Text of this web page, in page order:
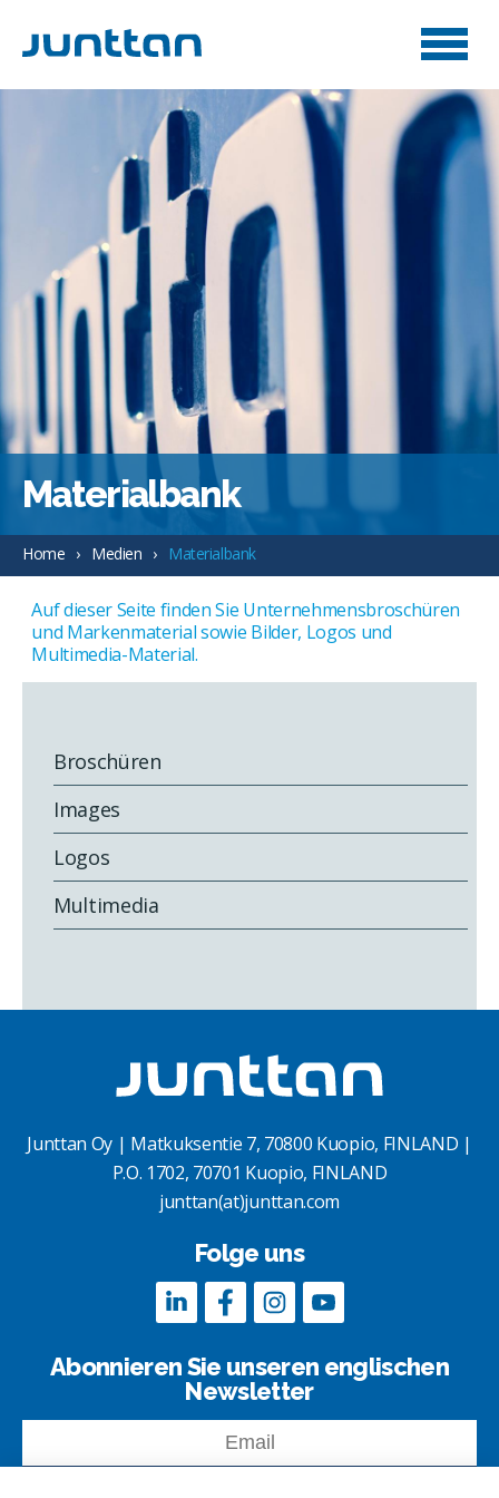
Materialbank
Home Medien Materialbank
Auf dieser Seite finden Sie Unternehmensbroschüren
und Markenmaterial sowie Bilder, Logos und
Multimedia-Material.
Broschüren
Images
Logos
Multimedia
Junttan Oy | Matkuksentie 7, 70800 Kuopio, FINLAND |
P.O. 1702, 70701 Kuopio, FINLAND
junttan(at)junttan.com
Folge uns
Abonnieren Sie unseren englischen
Newsletter